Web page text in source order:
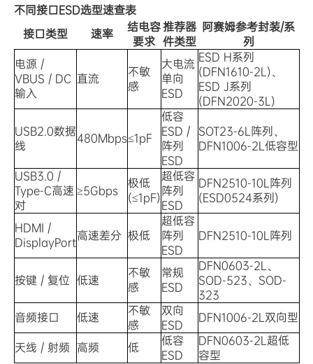
不同接口ESD选型速查表
接口类型
速率
结电容
要求
推荐器
件类型
阿赛姆参考封装/系
列
电源 /
VBUS / DC
输入
直流
不敏
感
大电流
单向
ESD
ESD H系列
(DFN1610-2L)、
ESD J系列
(DFN2020-3L)
USB2.0数据
线
480Mbps≤1pF
低容
ESD /
阵列
ESD
SOT23-6L阵列、
DFN1006-2L低容型
USB3.0 /
Type-C高速
对
≥5Gbps
极低
(≤1pF)
超低容
阵列
ESD
DFN2510-10L阵列
(ESD0524系列)
HDMI /
DisplayPort高速差分 极低
超低容
阵列
ESD
DFN2510-10L阵列
按键 / 复位 低速
不敏
感
常规
ESD
DFN0603-2L、
SOD-523、SOD-
323
音频接口
低速
不敏
感
双向
ESD
DFN1006-2L双向型
天线 / 射频 高频 低
低容
ESD
DFN0603-2L超低
容型